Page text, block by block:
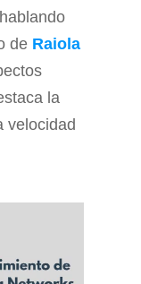
de Raiola
la
velocidad